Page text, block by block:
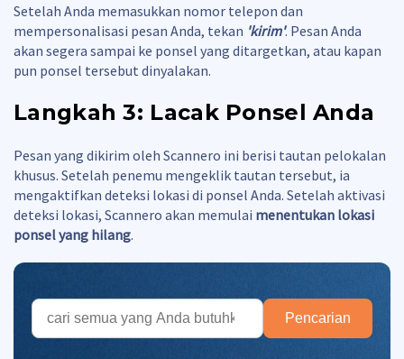
Setelah Anda memasukkan nomor telepon dan
mempersonalisasi pesan Anda, tekan 'kirim'. Pesan Anda
akan segera sampai ke ponsel yang ditargetkan, atau kapan
pun ponsel tersebut dinyalakan.
Langkah 3: Lacak Ponsel Anda
Pesan yang dikirim oleh Scannero ini berisi tautan pelokalan
khusus. Setelah penemu mengeklik tautan tersebut, ia
mengaktifkan deteksi lokasi di ponsel Anda. Setelah aktivasi
deteksi lokasi, Scannero akan memulai menentukan lokasi
ponsel yang hilang.
Pencarian